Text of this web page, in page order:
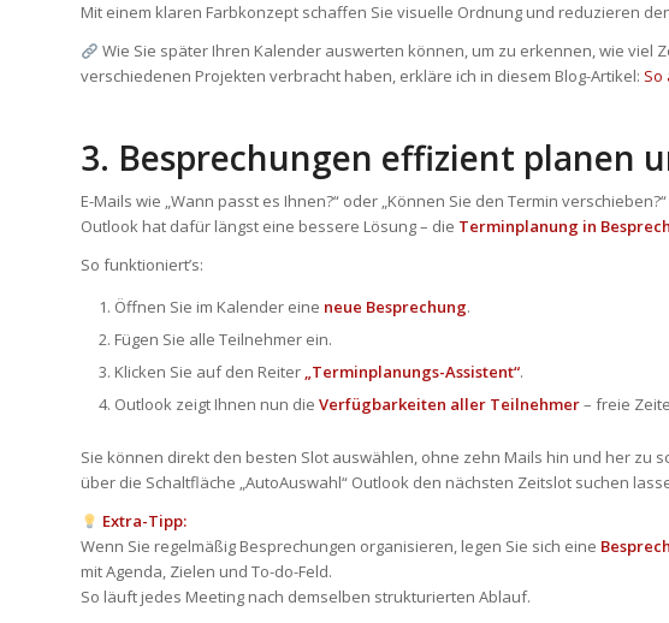
Mit einem klaren Farbkonzept schaffen Sie visuelle Ordnung und reduzieren
Wie Sie später Ihren Kalender auswerten können, um zu erkennen, wie viel
verschiedenen Projekten verbracht haben, erkläre ich in diesem Blog-Artikel: So
3. Besprechungen effizient planen
E-Mails wie „Wann passt es Ihnen?“ oder „Können Sie den Termin
Outlook hat dafür längst eine bessere Lösung – die Terminplanung in
So funktioniert’s:
Öffnen Sie im Kalender eine neue Besprechung.
Fügen Sie alle Teilnehmer ein.
Klicken Sie auf den Reiter „Terminplanungs-Assistent“.
Outlook zeigt Ihnen nun die Verfügbarkeiten aller Teilnehmer– freie
Sie können direkt den besten Slot auswählen, ohne zehn Mails hin und her zu
über die Schaltfläche „AutoAuswahl“ Outlook den nächsten Zeitslot suchen
Extra-Tipp:
Wenn Sie regelmäßig Besprechungen organisieren, legen Sie sich eine
mit Agenda, Zielen und To-do-Feld.
So läuft jedes Meeting nach demselben strukturierten Ablauf.